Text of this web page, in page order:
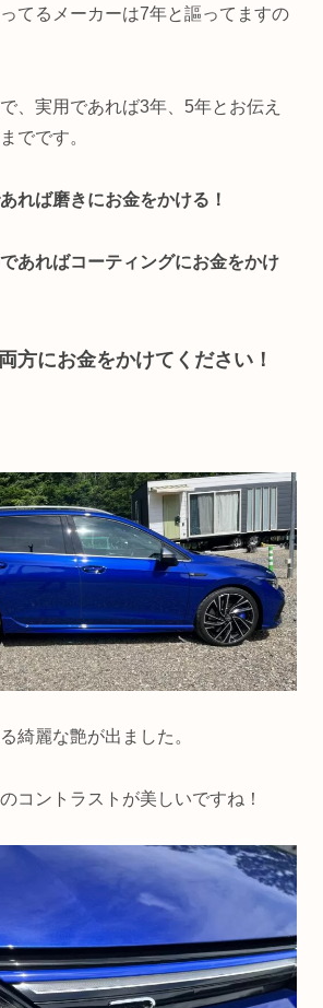
てるメーカーは7年と謳ってますの
、実用であれば3年、5年とお伝え
でです。
れば磨きにお金をかける！
あればコーティングにお金をかけ
方にお金をかけてください！
綺麗な艶が出ました。
コントラストが美しいですね！